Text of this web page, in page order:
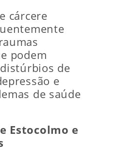
cárcere
podem
de
e
de saúde
Estocolmo e